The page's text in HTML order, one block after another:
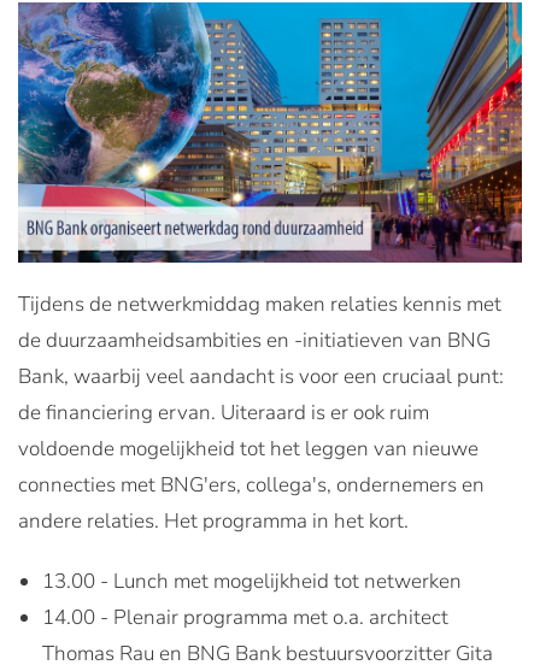
Tijdens de netwerkmiddag maken relaties kennis met
de duurzaamheidsambities en -initiatieven van BNG
Bank, waarbij veel aandacht is voor een cruciaal punt:
de financiering ervan. Uiteraard is er ook ruim
voldoende mogelijkheid tot het leggen van nieuwe
connecties met BNG'ers, collega's, ondernemers en
andere relaties. Het programma in het kort.
13.00 - Lunch met mogelijkheid tot netwerken
14.00 - Plenair programma met o.a. architect
Thomas Rau en BNG Bank bestuursvoorzitter Gita